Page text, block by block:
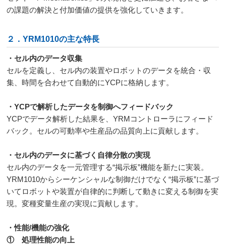
の課題の解決と付加価値の提供を強化していきます。
２．YRM1010の主な特長
・セル内のデータ収集
セルを定義し、セル内の装置やロボットのデータを統合・収
集、時間を合わせて自動的にYCPに格納します。
・YCPで解析したデータを制御へフィードバック
YCPでデータ解析した結果を、YRMコントローラにフィード
バック。セルの可動率や生産品の品質向上に貢献します。
・セル内のデータに基づく自律分散の実現
セル内のデータを一元管理する“掲示板”機能を新たに実装。
YRM1010からシーケンシャルな制御だけでなく“掲示板”に基づ
いてロボットや装置が自律的に判断して動きに変える制御を実
現。変種変量生産の実現に貢献します。
・性能/機能の強化
① 処理性能の向上